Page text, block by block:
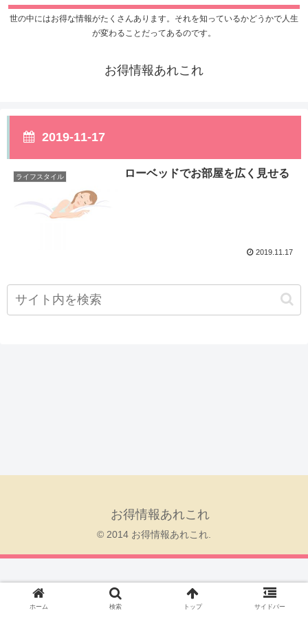
世の中にはお得な情報がたくさんあります。それを知っているかどうかで人生
が変わることだってあるのです。
お得情報あれこれ
2019-11-17
ライフスタイル ローベッドでお部屋を広く見せる
2019.11.17
お得情報あれこれ
© 2014 お得情報あれこれ.
ホーム 検索 トップ サイドバー